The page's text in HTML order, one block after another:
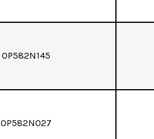
OP582N145
OP582N027